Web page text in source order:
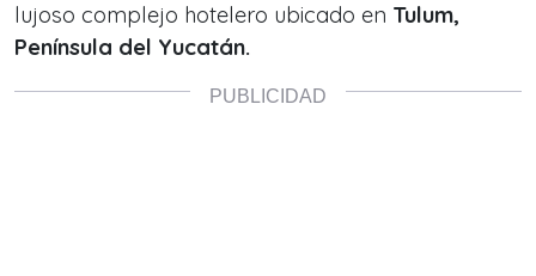
lujoso complejo hotelero ubicado en Tulum,
Península del Yucatán.